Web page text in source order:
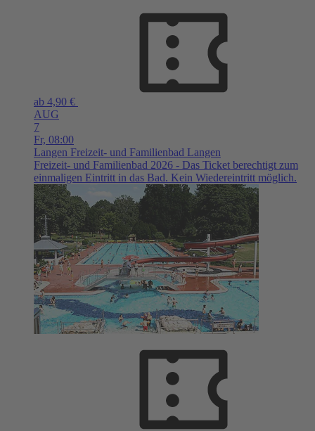
ab 4,90 €
AUG
7
Fr, 08:00
Langen Freizeit- und Familienbad Langen
Freizeit- und Familienbad 2026 - Das Ticket berechtigt zum
einmaligen Eintritt in das Bad. Kein Wiedereintritt möglich.